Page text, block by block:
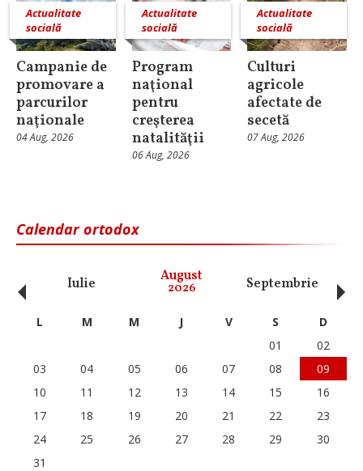
Actualitate
socială
Campanie de
promovare a
parcurilor
naţionale
04 Aug, 2026
Actualitate
socială
Program
naţional
pentru
creşterea
natalităţii
06 Aug, 2026
Actualitate
socială
Culturi
agricole
afectate de
secetă
07 Aug, 2026
Calendar ortodox
Iulie August
2026 Septembrie
‹ L M M J V S
D
01
02
03
04 05 06 07 08
09
10
11 12 13 14 15
16
17
18 19 20 21 22
23
24
25 26 27 28 29
30
31